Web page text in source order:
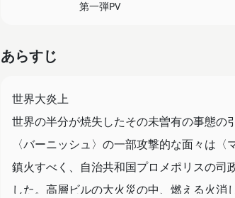
第一弾PV
あらすじ
世界大炎上
世界の半分が焼失したその未曽有の事態の
〈バーニッシュ〉の一部攻撃的な面々は
鎮火すべく、自治共和国プロメポリスの司
した。高層ビルの大火災の中、燃える火